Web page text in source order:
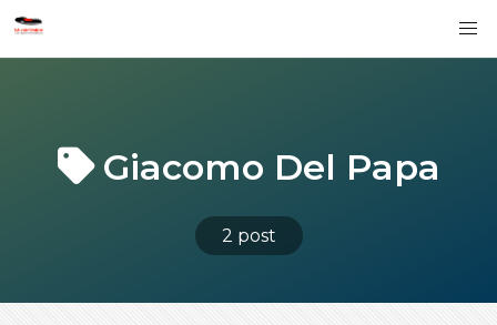
Giacomo Del Papa
2 post